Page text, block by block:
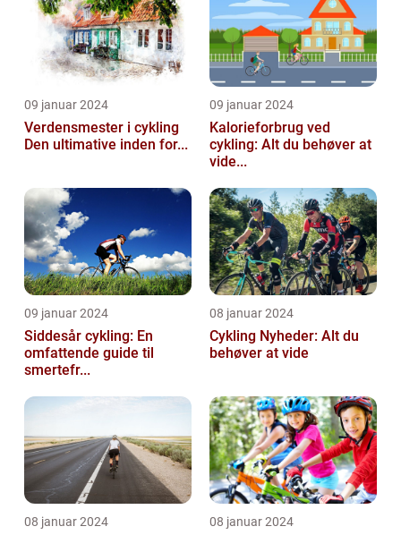
09 januar 2024
Verdensmester i cykling
Den ultimative inden for...
09 januar 2024
Kalorieforbrug ved
cykling: Alt du behøver at
vide...
09 januar 2024
Siddesår cykling: En
omfattende guide til
smertefr...
08 januar 2024
Cykling Nyheder: Alt du
behøver at vide
08 januar 2024 08 januar 2024